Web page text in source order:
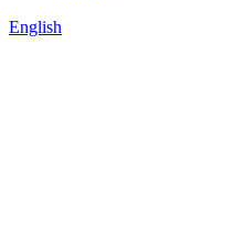
English